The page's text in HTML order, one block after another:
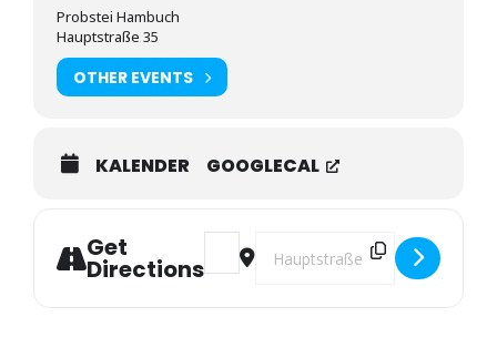
der Haushaltssatzung mit Haushaltsplan der
Ortsgemeinde Hambuch für das Haushaltsjahr 2020
Mitteilungen des Vorsitzenden
Grundstücksangelegenheit
Probstei Hambuch
Hauptstraße 35
OTHER EVENTS
KALENDER GOOGLECAL
Get
Directions
Address - 7. Sitzung des
Destination Address - 7.